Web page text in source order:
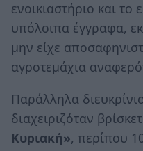
ενοικιαστήριο και το
υπόλοιπα έγγραφα,
μην είχε
αγροτεμάχια
Παράλληλα
διαχειριζόταν
Κυριακή», περίπου